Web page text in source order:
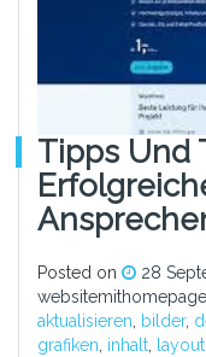
Tipps Und
Posted on 28
aktualisieren
bilder,
grafiken inhalt layout